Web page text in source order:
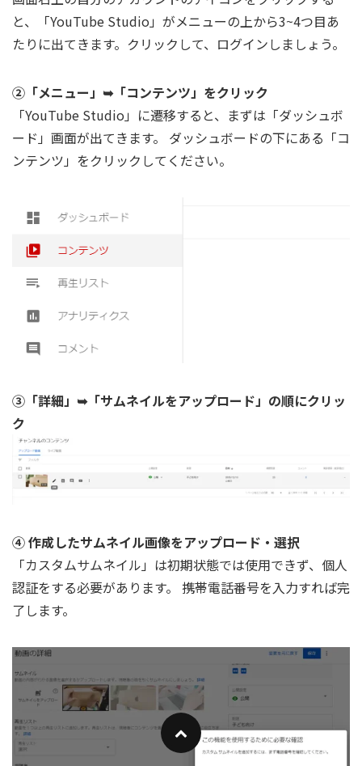
と、「YouTube Studio」がメニューの上から3~4つ目あ
たりに出てきます。クリックして、ログインしましょう。
②「メニュー」➥「コンテンツ」をクリック
「YouTube Studio」に遷移すると、まずは「ダッシュボ
ード」画面が出てきます。 ダッシュボードの下にある「コ
ンテンツ」をクリックしてください。
③「詳細」➥「サムネイルをアップロード」の順にクリッ
ク
④ 作成したサムネイル画像をアップロード・選択
「カスタムサムネイル」は初期状態では使用できず、個人
認証をする必要があります。 携帯電話番号を入力すれば完
了します。